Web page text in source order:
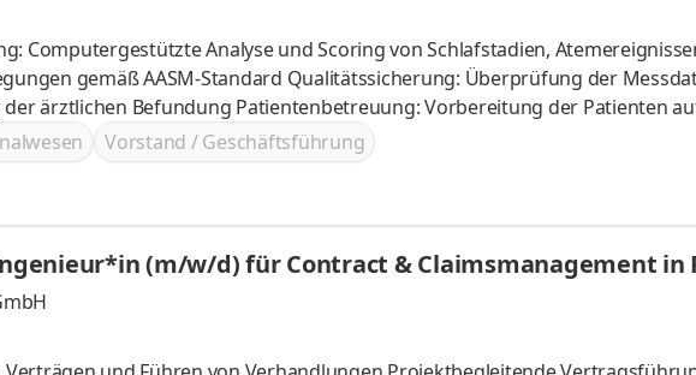
Computergestützte Analyse und Scoring von Schlafstadien,
gemäß AASM-Standard Qualitätssicherung: Überprüfung der
ärztlichen Befundung Patientenbetreuung: Vorbereitung der Patienten
Elektroden) sowie Einweisung in die CPAP-Therapie Administration:
und Organisation der Folgetermine, Abgeschlossene Ausbildung als
Vorstand / Geschäftsführung
(m/w/d) für Contract & Claimsmanagement in